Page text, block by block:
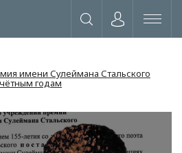
имени Сулеймана Стальского
годам